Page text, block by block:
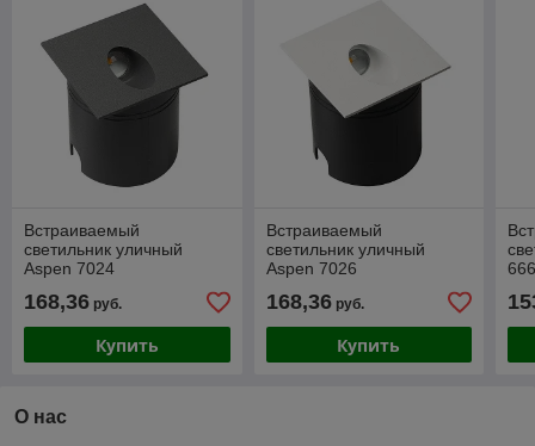
Встраиваемый
светильник уличный
Aspen 7024
168,36 руб.
Купить
Встраиваемый
светильник уличный
Aspen 7026
168,36руб.
Купить
О нас